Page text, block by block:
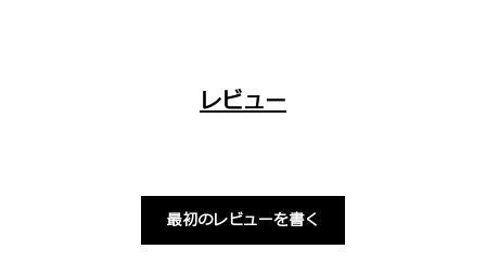
レビュー
最初のレビューを書く